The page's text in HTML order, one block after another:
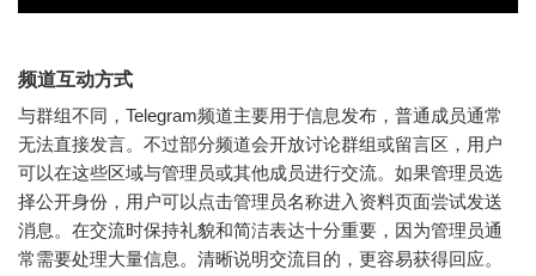
频道互动方式
与群组不同，Telegram频道主要用于信息发布，普通成员通常
无法直接发言。不过部分频道会开放讨论群组或留言区，用户
可以在这些区域与管理员或其他成员进行交流。如果管理员选
择公开身份，用户可以点击管理员名称进入资料页面尝试发送
消息。在交流时保持礼貌和简洁表达十分重要，因为管理员通
常需要处理大量信息。清晰说明交流目的，更容易获得回应。